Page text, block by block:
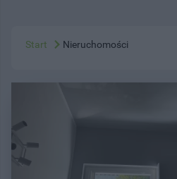
Start Nieruchomości